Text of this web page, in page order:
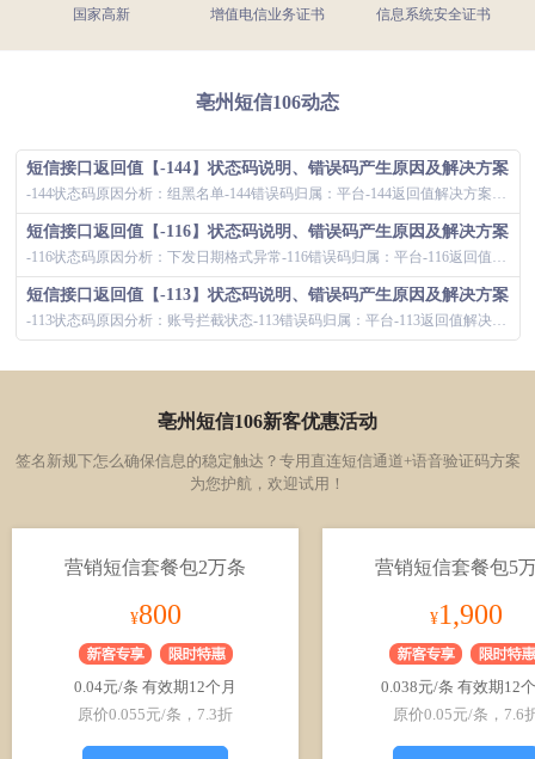
国家高新 增值电信业务证书 信息系统安全证书
亳州短信106动态
短信接口返回值【-144】状态码说明、错误码产生原因及解决方案
-144状态码原因分析：组黑名单-144错误码归属：平台-144返回值解决方案：短信接口返回值为-144时，导致用户无法正常接收短信，对公司...
短信接口返回值【-116】状态码说明、错误码产生原因及解决方案
-116状态码原因分析：下发日期格式异常-116错误码归属：平台-116返回值解决方案：短信接口返回值为-116时，导致用户无法正常接收短信...
短信接口返回值【-113】状态码说明、错误码产生原因及解决方案
-113状态码原因分析：账号拦截状态-113错误码归属：平台-113返回值解决方案：短信接口返回值为-113时，导致用户无法正常接收短信，对...
亳州短信106新客优惠活动
签名新规下怎么确保信息的稳定触达？专用直连短信通道+语音验证码方案
为您护航，欢迎试用！
营销短信套餐包2万条
¥800
0.04元/条 有效期12个月
原价0.055元/条，7.3折
营销短信套餐包5
¥1,900
0.038元/条 有效期12
原价0.05元/条，7.6